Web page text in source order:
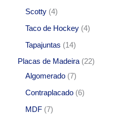
Scotty 4
Taco de Hockey 4
Tapajuntas 14
Placas de Madeira 22
Algomerado 7
Contraplacado 6
MDF 7